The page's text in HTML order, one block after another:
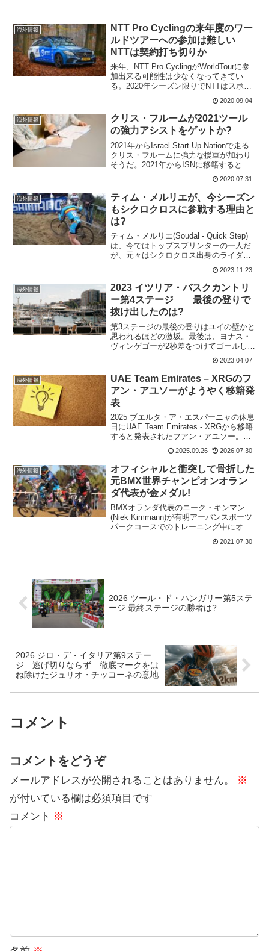
海外情報
NTT Pro Cyclingの来年度のワー
ルドツアーへの参加は難しい
NTTは契約打ち切りか
来年、NTT Pro CyclingがWorldTourに参
加出来る可能性は少なくなってきてい
る。2020年シーズン限りでNTTはスポン
サー契約を打ち切るとされている。現在
2021年のスポンサーは見つかっておら
ず、チームの存続は危ない状態。...
2020.09.04
海外情報
クリス・フルームが2021ツール
の強力アシストをゲットか?
2021年からIsrael Start-Up Nationで走る
クリス・フルームに強力な援軍が加わり
そうだ。2021年からISNに移籍すると言
われているのは、20歳で自転車を始めた
カールフレドリク・ハーゲン(Lotto
Soudal)。20...
2020.07.31
海外情報
ティム・メルリエが、今シーズン
もシクロクロスに参戦する理由と
は?
ティム・メルリエ(Soudal - Quick Step)
は、今ではトップスプリンターの一人だ
が、元々はシクロクロス出身のライダ
ー。今シーズンも冬場は、シクロクロス
に参戦する予定だ。その前に、ティム・
メルリエはビーチレースでも優勝してい
る。...
2023.11.23
海外情報
2023 イツリア・バスクカントリ
ー第4ステージ 最後の登りで
抜け出したのは?
第3ステージの最後の登りはユイの壁かと
思われるほどの激坂。最後は、ヨナス・
ヴィンゲゴーが2秒差をつけてゴールした
けれど、後方のライダーはかなり苦労し
たそうだ。総合順位はヨナス・ヴィンゲ
ゴーがBahrain Victoriousのミケル・ラ
ン...
2023.04.07
海外情報
UAE Team Emirates – XRGのフ
アン・アユソーがようやく移籍発
表
2025 ブエルタ・ア・エスパーニャの休息
日にUAE Team Emirates - XRGから移籍
すると発表されたフアン・アユソー。移
籍先は噂どおりLidl - Trekだ。2030年まで
の5年契約Project Juan 🤘🔧 We'r...
2025.09.26 2026.07.30
海外情報
オフィシャルと衝突して骨折した
元BMX世界チャンピオンオラン
ダ代表が金メダル!
BMXオランダ代表のニーク・キンマン
(Niek Kimmann)が有明アーバンスポーツ
パークコースでのトレーニング中にオフ
ィシャルと衝突して、膝蓋骨亀裂骨折。
これが3日前のことだった。わずか3日後
2021.07.30
2026 ツール・ド・ハンガリー第5ステ
ージ 最終ステージの勝者は?
2026 ジロ・デ・イタリア第9ステー
ジ 逃げ切りならず 徹底マークをは
ね除けたジュリオ・チッコーネの意地
コメント
コメントをどうぞ
メールアドレスが公開されることはありません。
※
が付いている欄は必須項目です
コメント ※